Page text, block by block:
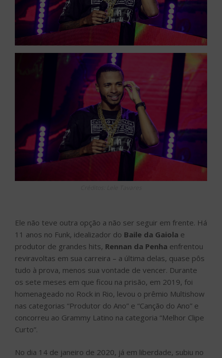
Ele não teve outra opção a não ser seguir em frente. Há
11 anos no Funk, idealizador do Baile da Gaiola e
produtor de grandes hits, Rennan da Penha enfrentou
reviravoltas em sua carreira – a última delas, quase pôs
tudo à prova, menos sua vontade de vencer. Durante
os sete meses em que ficou na prisão, em 2019, foi
homenageado no Rock in Rio, levou o prêmio Multishow
nas categorias “Produtor do Ano” e “Canção do Ano” e
concorreu ao Grammy Latino na categoria “Melhor Clipe
Curto”.
No dia 14 de janeiro de 2020, já em liberdade, subiu no